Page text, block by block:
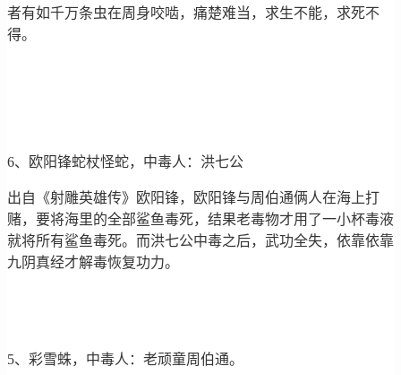
者有如千万条虫在周身咬啮，痛楚难当，求生不能，求死不
得。
6、欧阳锋蛇杖怪蛇，中毒人：洪七公
出自《射雕英雄传》欧阳锋，欧阳锋与周伯通俩人在海上打
赌，要将海里的全部鲨鱼毒死，结果老毒物才用了一小杯毒液
就将所有鲨鱼毒死。而洪七公中毒之后，武功全失，依靠依靠
九阴真经才解毒恢复功力。
5、彩雪蛛，中毒人：老顽童周伯通。